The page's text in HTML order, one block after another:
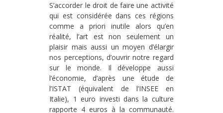
S’accorder le droit de faire une activité
qui est considérée dans ces régions
comme a priori inutile alors qu’en
réalité, l’art est non seulement un
plaisir mais aussi un moyen d’élargir
nos perceptions, d’ouvrir notre regard
sur le monde. Il développe aussi
l’économie, d’après une étude de
l’ISTAT (équivalent de l’INSEE en
Italie), 1 euro investi dans la culture
rapporte 4 euros à la communauté.